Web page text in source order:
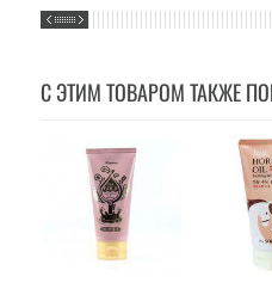
С ЭТИМ ТОВАРОМ ТАКЖЕ